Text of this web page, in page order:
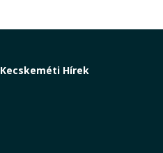
Kecskeméti Hírek